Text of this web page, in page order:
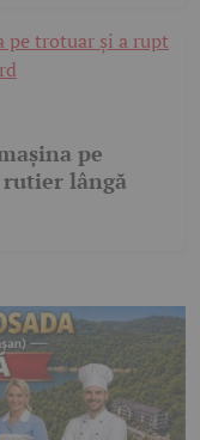
pe
lângă